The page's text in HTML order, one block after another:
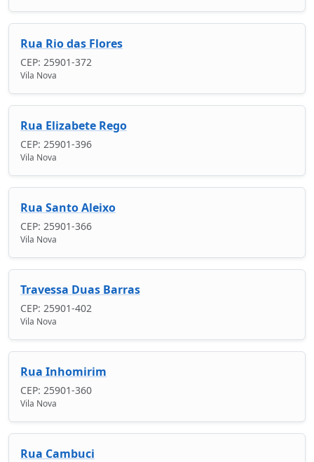
Rua Rio das Flores
CEP: 25901-372
Vila Nova
Rua Elizabete Rego
CEP: 25901-396
Vila Nova
Rua Santo Aleixo
CEP: 25901-366
Vila Nova
Travessa Duas Barras
CEP: 25901-402
Vila Nova
Rua Inhomirim
CEP: 25901-360
Vila Nova
Rua Cambuci